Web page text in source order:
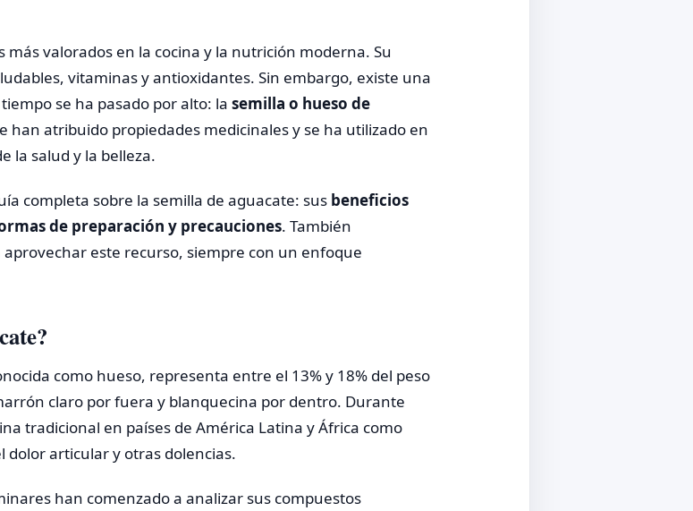
más valorados en la cocina y la nutrición moderna. Su
vitaminas y antioxidantes. Sin embargo, existe una
se ha pasado por alto: la semilla o hueso de
han atribuido propiedades medicinales y se ha utilizado en
la salud y la belleza.
completa sobre la semilla de aguacate: sus beneficios
de preparación y precauciones. También
este recurso, siempre con un enfoque
como hueso, representa entre el 13% y 18% del peso
claro por fuera y blanquecina por dentro. Durante
tradicional en países de América Latina y África como
dolor articular y otras dolencias.
han comenzado a analizar sus compuestos